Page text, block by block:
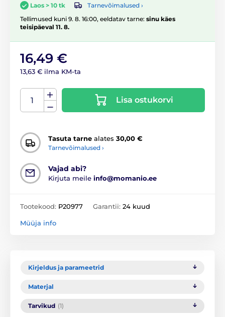
Laos > 10 tk
Tarnevõimalused ›
Tellimused kuni 9. 8. 16:00, eeldatav tarne: sinu käes
teisipäeval 11. 8.
16,49 €
13,63 € ilma KM-ta
Lisa ostukorvi
Tasuta tarne alates 30,00 €
Tarnevõimalused ›
Vajad abi?
Kirjuta meile info@momanio.ee
Tootekood: P20977 Garantii: 24 kuud
Müüja info
Kirjeldus ja parameetrid
Materjal
Tarvikud (1)